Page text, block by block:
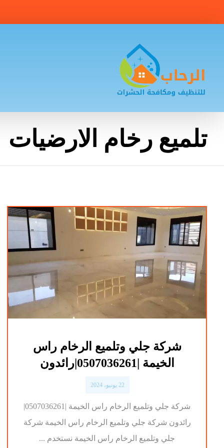
تلميع رخام الارضيات
شركة جلي وتلميع الرخام راس
الخيمة |0507036261|رائدون
22 يونيو، 2024
شركة جلي وتلميع الرخام راس الخيمة |0507036261|
رائدون شركة جلي وتلميع الرخام راس الخيمة شركة
جلي وتلميع الرخام راس الخيمة نستخدم ...